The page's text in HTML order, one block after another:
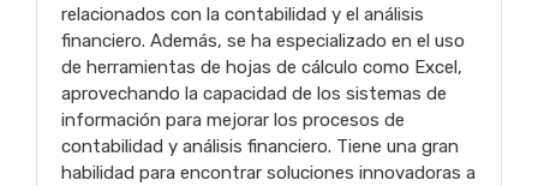
relacionados con la contabilidad y el análisis
financiero. Además, se ha especializado en el uso
de herramientas de hojas de cálculo como Excel,
aprovechando la capacidad de los sistemas de
información para mejorar los procesos de
contabilidad y análisis financiero. Tiene una gran
habilidad para encontrar soluciones innovadoras a